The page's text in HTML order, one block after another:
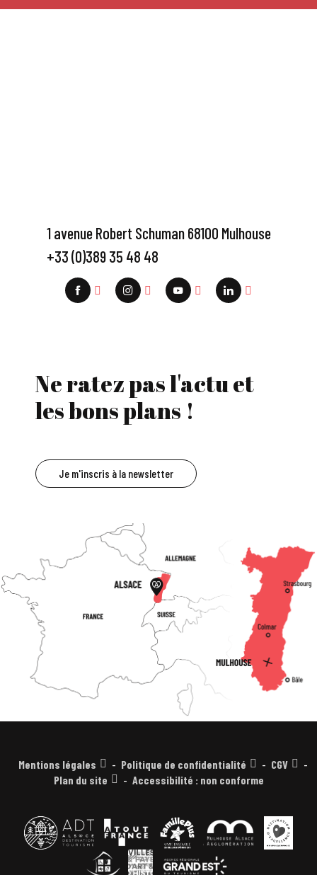
1 avenue Robert Schuman 68100 Mulhouse
+33 (0)389 35 48 48
Ne ratez pas l'actu et
les bons plans !
Je m'inscris à la newsletter
Mentions légales Politique de confidentialité
CGV
Plan du site
Accessibilité : non conforme